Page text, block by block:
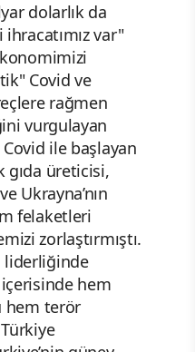
dolarlık da
var"
Covid ve
rağmen
vurgulayan
ile başlayan
gıda üreticisi,
Ukrayna’nın
felaketleri
zorlaştırmıştı.
liderliğinde
hem
hem terör